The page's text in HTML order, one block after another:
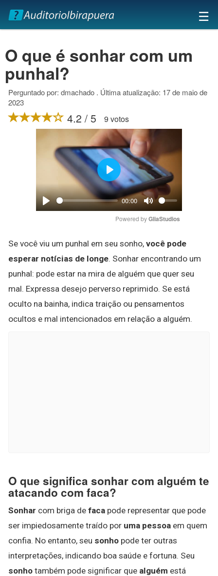
×
☰
O que é sonhar com um
punhal?
Perguntado por: dmachado . Última atualização: 17 de maio de
2023
4.2 / 5 9 votos
Play
00:00
Mute
Play
Powered by GliaStudios
Se você viu um punhal em seu sonho, você pode
esperar notícias de longe. Sonhar encontrando um
punhal: pode estar na mira de alguém que quer seu
mal. Expressa desejo perverso reprimido. Se está
oculto na bainha, indica traição ou pensamentos
ocultos e mal intencionados em relação a alguém.
O que significa sonhar com alguém te
atacando com faca?
Sonhar com briga de faca pode representar que pode
ser impiedosamente traído por uma pessoa em quem
confia. No entanto, seu sonho pode ter outras
interpretações, indicando boa saúde e fortuna. Seu
sonho também pode significar que alguém está